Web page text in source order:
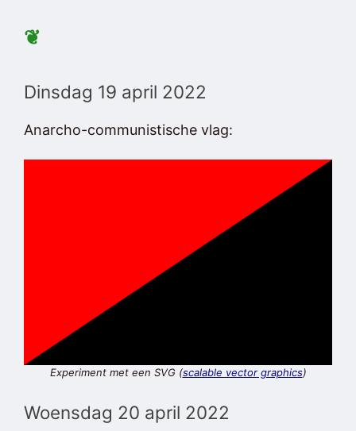
❦
Dinsdag 19 april 2022
Anarcho-communistische vlag:
Experiment met een SVG (scalable vector graphics)
Woensdag 20 april 2022